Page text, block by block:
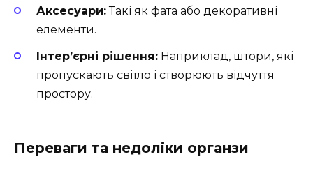
Аксесуари:Такі як фата або декоративні
елементи.
Інтер’єрні рішення: Наприклад, штори, які
пропускають світло і створюють відчуття
простору.
Переваги та недоліки органзи